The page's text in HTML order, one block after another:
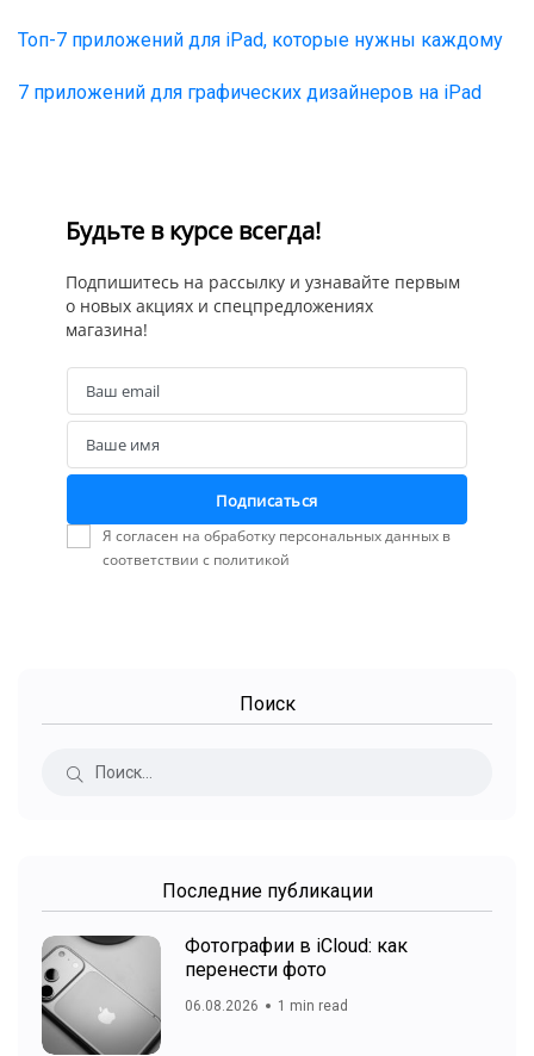
Топ-7 приложений для iPad, которые нужны каждому
7 приложений для графических дизайнеров на iPad
Будьте в курсе всегда!
Подпишитесь на рассылку и узнавайте первым
о новых акциях и спецпредложениях
магазина!
Ваш email
Ваше имя
Подписаться
Я согласен на обработку персональных данных в
соответствии с политикой
Поиск
Последние публикации
Фотографии в iCloud: как
перенести фото
06.08.2026 1 min read